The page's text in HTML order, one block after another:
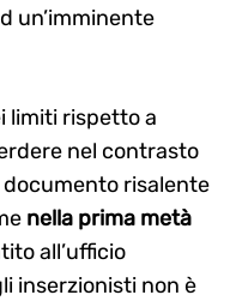
un’imminente
limiti rispetto a
nel contrasto
risalente
nella prima metà
all’ufficio
inserzionisti non è